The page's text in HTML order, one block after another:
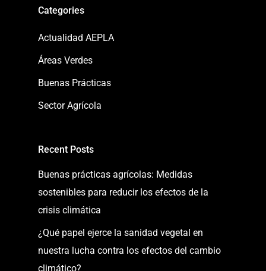
Categories
Actualidad AEPLA
Áreas Verdes
Buenas Prácticas
Sector Agrícola
Recent Posts
Buenas prácticas agrícolas: Medidas
sostenibles para reducir los efectos de la
crisis climática
¿Qué papel ejerce la sanidad vegetal en
nuestra lucha contra los efectos del cambio
climático?